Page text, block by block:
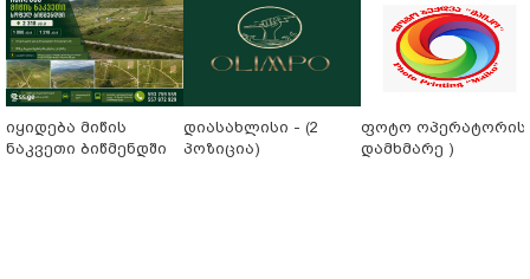
იყიდება მიწის
ნაკვეთი ბიწმენდში
დიასახლისი - (2
პოზიცია)
ფოტო ოპერატორის
დამხმარე )